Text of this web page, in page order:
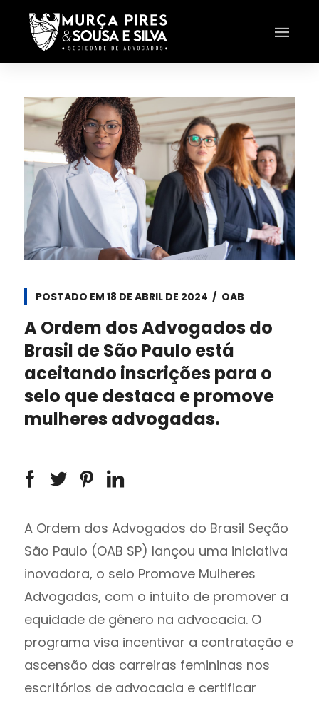
POSTADO EM 18 DE ABRIL DE 2024 OAB
A Ordem dos Advogados do
Brasil de São Paulo está
aceitando inscrições para o
selo que destaca e promove
mulheres advogadas.
A Ordem dos Advogados do Brasil Seção
São Paulo (OAB SP) lançou uma iniciativa
inovadora, o selo Promove Mulheres
Advogadas, com o intuito de promover a
equidade de gênero na advocacia. O
programa visa incentivar a contratação e
ascensão das carreiras femininas nos
escritórios de advocacia e certificar